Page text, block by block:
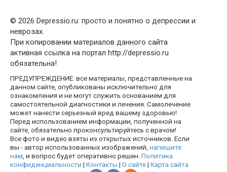
© 2026 Depressio.ru: просто и понятно о депрессии и
неврозах.
При копировании материалов данного сайта
активная ссылка на портал http://depressio.ru
обязательна!
ПРЕДУПРЕЖДЕНИЕ: все материалы, представленные на
данном сайте, опубликованы исключительно для
ознакомления и не могут служить основанием для
самостоятельной диагностики и лечения. Самолечение
может нанести серьезный вред вашему здоровью!
Перед использованием информации, полученной на
сайте, обязательно проконсультируйтесь с врачом!
Все фото и видео взяты из открытых источников. Если
вы - автор использованных изображений, напишите
нам , и вопрос будет оперативно решен. Политика
конфиденциальности | Контакты | О сайте| Карта сайта